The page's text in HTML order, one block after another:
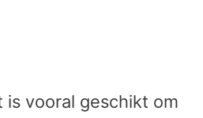
is vooral geschikt om